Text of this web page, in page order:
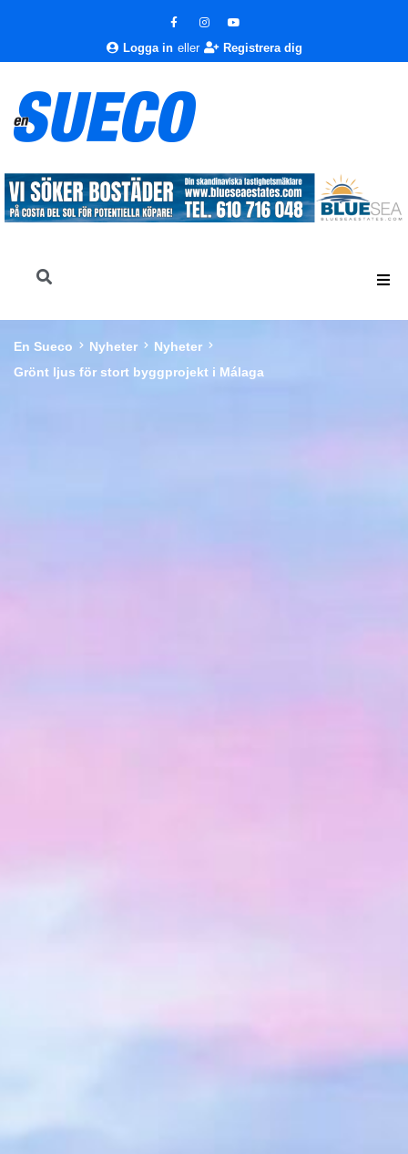
Logga in eller Registrera dig
En Sueco Nyheter
Nyheter
Grönt ljus för stort byggprojekt i Málaga